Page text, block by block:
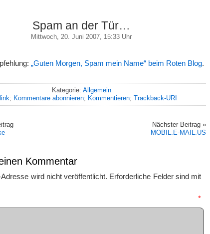
Spam an der Tür…
Mittwoch, 20. Juni 2007, 15:33 Uhr
„Guten Morgen, Spam mein Name“ beim Roten Blog.
Kategorie: Allgemein
; Kommentare abonnieren; Kommentieren; Trackback-URI
Nächster Beitrag »
MOBIL.E-MAIL.US
Kommentar
wird nicht veröffentlicht. Erforderliche Felder sind mit
*